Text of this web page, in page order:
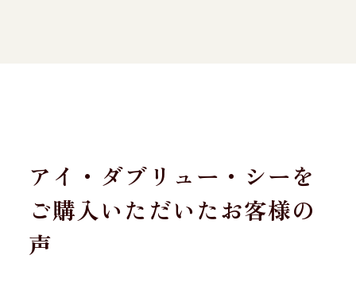
アイ・ダブリュー・シーを
ご購入いただいたお客様の
声